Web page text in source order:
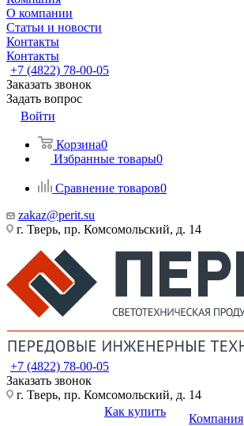
О компании
Статьи и новости
Контакты
Контакты
+7 (4822) 78-00-05
Заказать звонок
Задать вопрос
Войти
Корзина0
Избранные товары0
Сравнение товаров0
zakaz@perit.su
г. Тверь, пр. Комсомольский, д. 14
+7 (4822) 78-00-05
Заказать звонок
г. Тверь, пр. Комсомольский, д. 14
Как купить
Компания